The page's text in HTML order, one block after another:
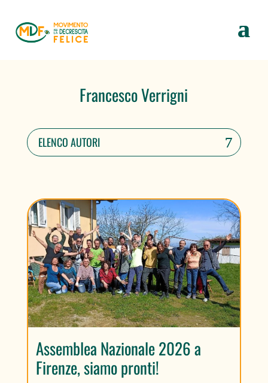
Francesco Verrigni
ELENCO AUTORI
Assemblea Nazionale 2026 a
Firenze, siamo pronti!